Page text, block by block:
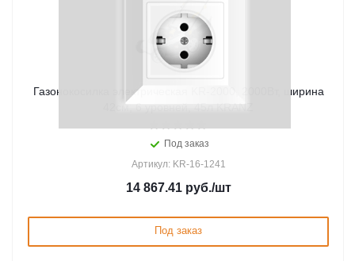
Газонокосилка электрическая KR-2000, 2000Вт, ширина
42см, 6 уровней, 45л KRANZ
Под заказ
Артикул: KR-16-1241
14 867.41руб./шт
Под заказ